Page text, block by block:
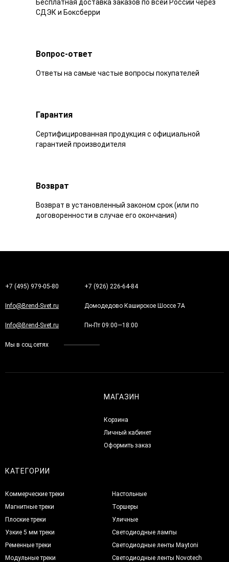
Бесплатная доставка заказов по всей России через
СДЭК и Боксберри
Вопрос-ответ
Ответы на самые частые вопросы покупателей
Гарантия
Сертифицированная продукция с официальной
гарантией производителя
Возврат
Возврат в установленный законом срок (или по
договоренности в случае его окончания)
+7 (495) 979-05-80 +7 (926) 226-64-84
Info@Brend-Svet.ru Домодедово Каширское Шоссе 7А
Info@Brend-Svet.ru Пн-Пт 09:00—18:00
Мы в соц.сетях
МАГАЗИН
Корзина
Личный кабинет
Оформить заказ
КАТЕГОРИИ
Коммерческие треки
Магнитные треки
Плоские треки
Узкие 5 мм треки
Ременные треки
Модульные треки
Настольные
Торшеры
Уличные
Светодиодные лампы
Светодиодные ленты Maytoni
Светодиодные ленты Novotech